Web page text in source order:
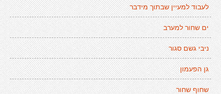
לעבוד למעיין שבתוך מידבר
ים שחור למערב
ניבי גשם סגור
גן הפעמון
שחוף שחור